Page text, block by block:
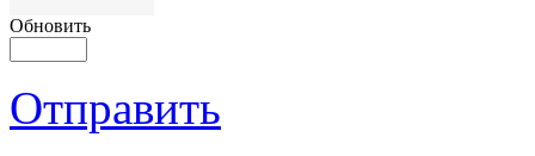
Обновить
Отправить